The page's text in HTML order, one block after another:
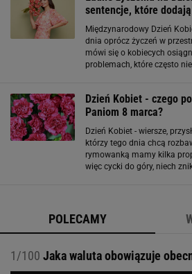
sentencje, które dodają
Międzynarodowy Dzień
dnia oprócz życzeń w
mówi się o kobiecych
problemach, które często
Dzień Kobiet - czego
Paniom 8 marca?
Dzień Kobiet - wiersze,
którzy tego dnia chcą
rymowanką mamy kilka
więc cycki do góry, niech
POLECAMY
1/100 Jaka waluta obowiązuje